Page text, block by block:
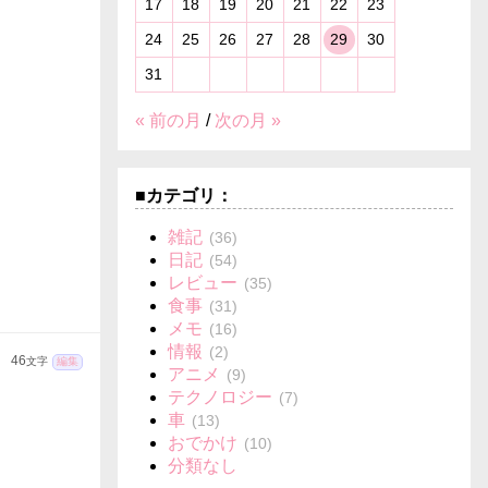
46文字 編集
17
18 19 20 21 22
23
24
25 26 27 28 29
30
31
« 前の月 / 次の月 »
■カテゴリ：
雑記 (36)
日記 (54)
レビュー (35)
食事 (31)
メモ (16)
情報 (2)
アニメ (9)
テクノロジー (7)
車 (13)
おでかけ (10)
分類なし